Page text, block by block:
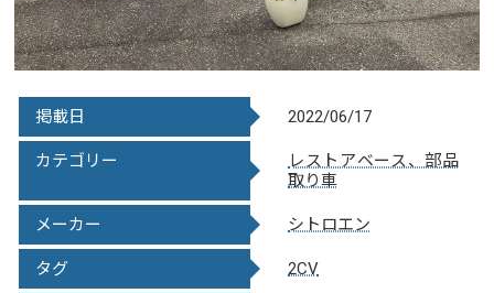
掲載日 2022/06/17
カテゴリー
レストアベース、部品
取り車
メーカー シトロエン
タグ 2CV